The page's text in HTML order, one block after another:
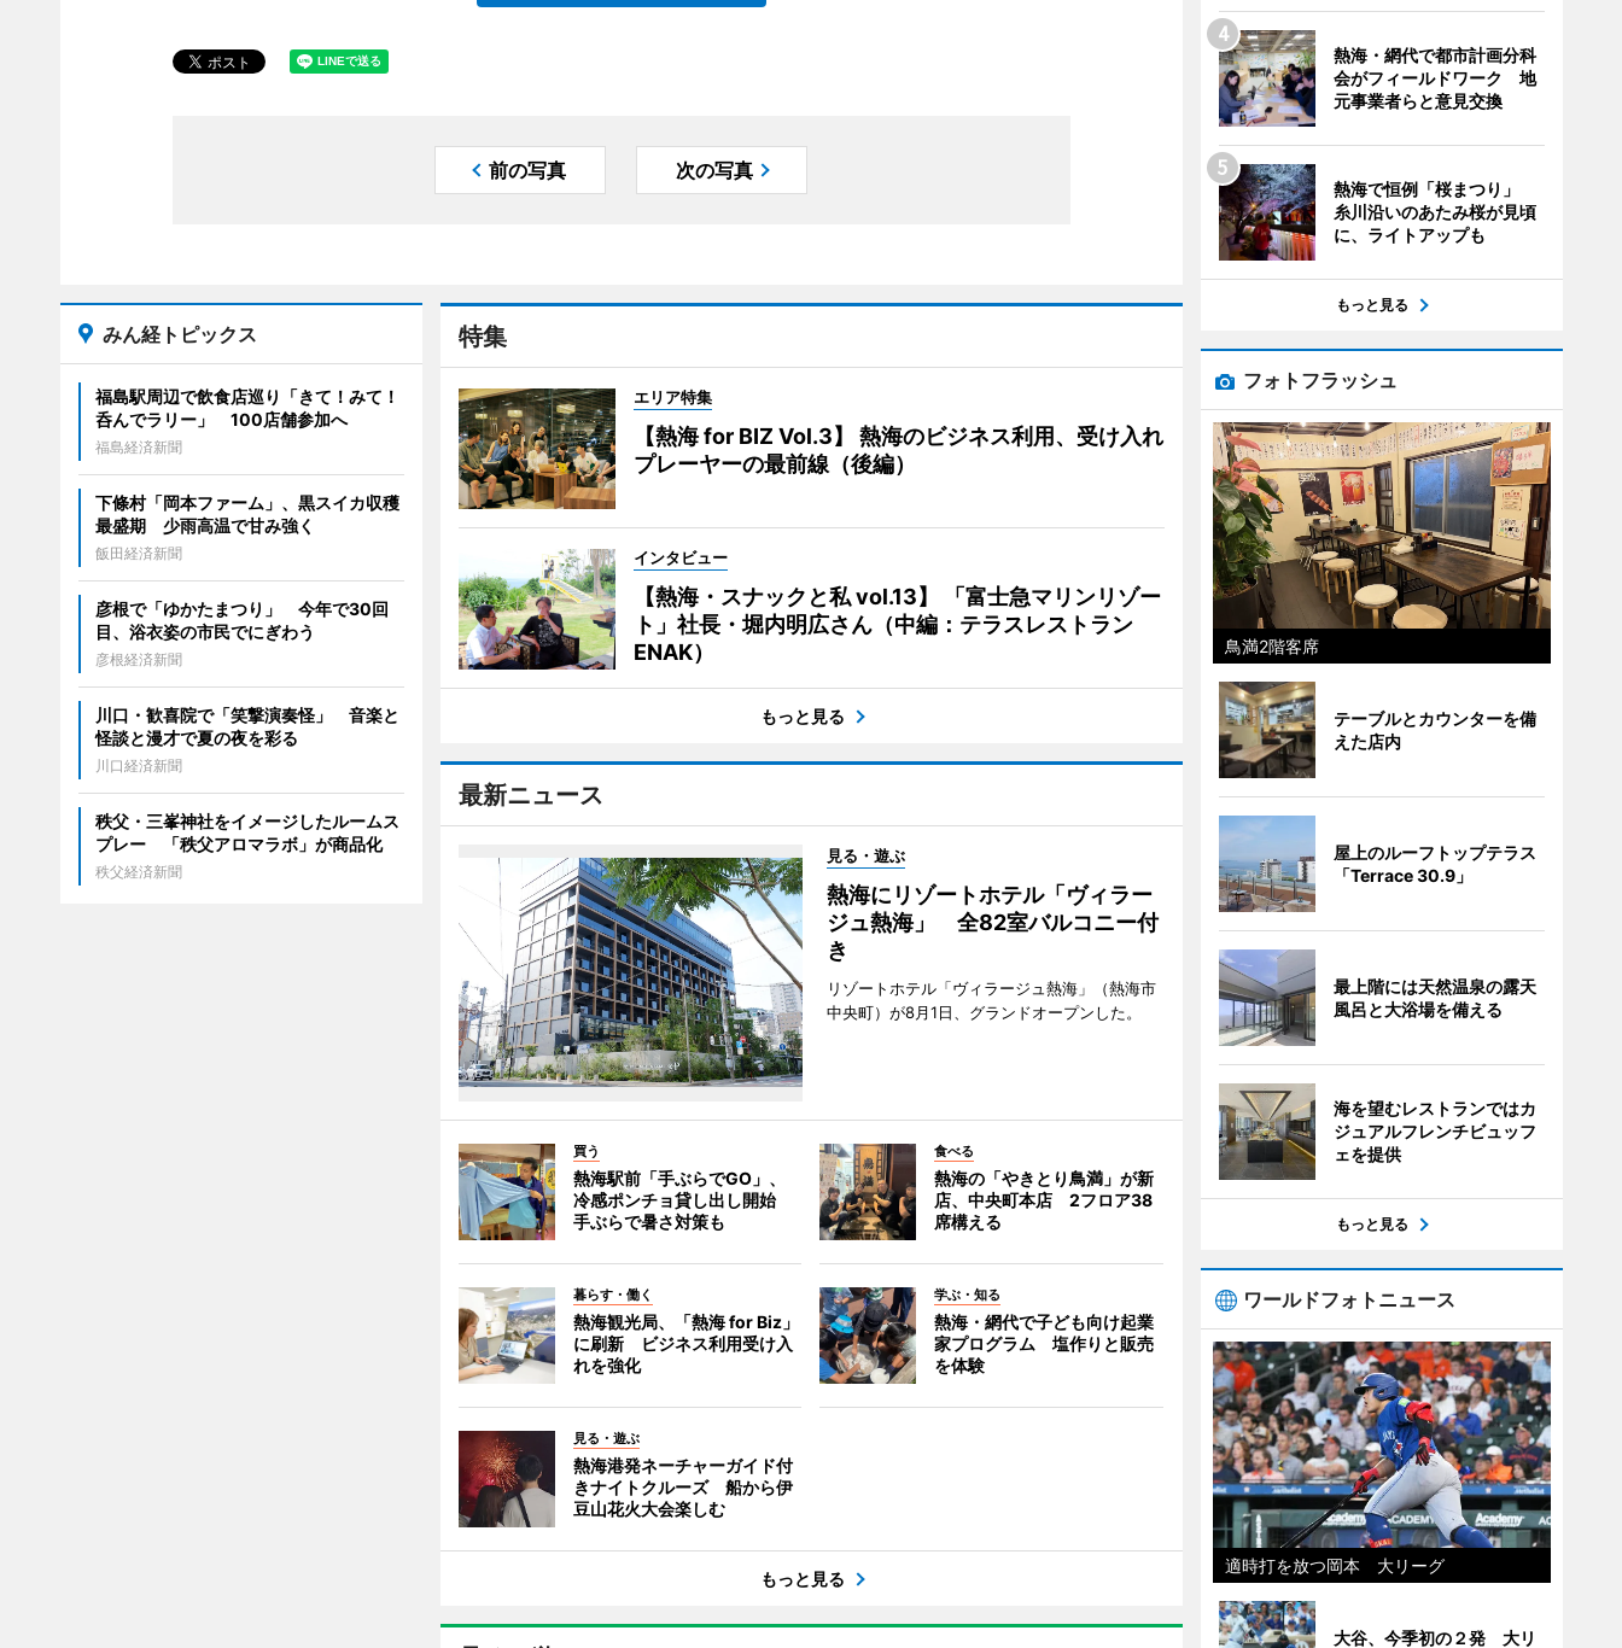
前の写真 次の写真
特集
エリア特集
【熱海 for BIZ Vol.3】 熱海のビジネス利用、受け入れ
プレーヤーの最前線（後編）
インタビュー
【熱海・スナックと私 vol.13】 「富士急マリンリゾー
ト」社長・堀内明広さん（中編：テラスレストラン
ENAK）
もっと見る
最新ニュース
見る・遊ぶ
熱海にリゾートホテル「ヴィラー
ジュ熱海」 全82室バルコニー付
き
リゾートホテル「ヴィラージュ熱海」（熱海市
中央町）が8月1日、グランドオープンした。
買う
熱海駅前「手ぶらでGO」、
冷感ポンチョ貸し出し開始
手ぶらで暑さ対策も
食べる
熱海の「やきとり鳥満」が新
店、中央町本店 2フロア38
席構える
暮らす・働く
熱海観光局、「熱海 for Biz」
に刷新 ビジネス利用受け入
れを強化
学ぶ・知る
熱海・網代で子ども向け起業
家プログラム 塩作りと販売
を体験
見る・遊ぶ
熱海港発ネーチャーガイド付
きナイトクルーズ 船から伊
豆山花火大会楽しむ
もっと見る
みん経トピックス
福島駅周辺で飲食店巡り「きて！みて！
呑んでラリー」 100店舗参加へ
福島経済新聞
下條村「岡本ファーム」、黒スイカ収穫
最盛期 少雨高温で甘み強く
飯田経済新聞
彦根で「ゆかたまつり」 今年で30回
目、浴衣姿の市民でにぎわう
彦根経済新聞
川口・歓喜院で「笑撃演奏怪」 音楽と
怪談と漫才で夏の夜を彩る
川口経済新聞
秩父・三峯神社をイメージしたルームス
プレー 「秩父アロマラボ」が商品化
秩父経済新聞
熱海・網代で都市計画分科
会がフィールドワーク 地
元事業者らと意見交換
熱海で恒例「桜まつり」
糸川沿いのあたみ桜が見頃
に、ライトアップも
もっと見る
フォトフラッシュ
鳥満2階客席
テーブルとカウンターを備
えた店内
屋上のルーフトップテラス
「Terrace 30.9」
最上階には天然温泉の露天
風呂と大浴場を備える
海を望むレストランではカ
ジュアルフレンチビュッフ
ェを提供
もっと見る
ワールドフォトニュース
適時打を放つ岡本 大リーグ
大谷、今季初の２発 大リ